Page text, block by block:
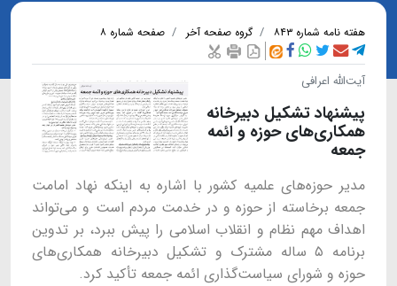
هفته نامه شماره ۸۴۳ گروه صفحه آخر صفحه شماره ۸
آیت‌الله اعرافی
پیشنهاد تشکیل دبیرخانه
همکاری‌های حوزه و ائمه
جمعه
مدیر حوزه‌های علمیه کشور با اشاره به اینکه نهاد امامت
جمعه برخاسته از حوزه و در خدمت مردم است و می‌تواند
اهداف مهم نظام و انقلاب اسلامی را پیش ببرد، بر تدوین
برنامه ۵ ساله مشترک و تشکیل دبیرخانه همکاری‌های
حوزه و شورای سیاست‌گذاری ائمه جمعه تأکید کرد.